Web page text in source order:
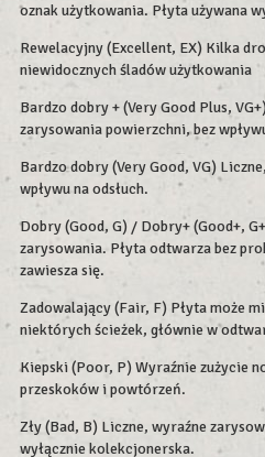
oznak użytkowania. Płyta używana
Rewelacyjny (Excellent, EX) Kilka
niewidocznych śladów użytkowania
Bardzo dobry + (Very Good Plus,
zarysowania powierzchni, bez
Bardzo dobry (Very Good, VG)
wpływu na odsłuch.
Dobry (Good, G) / Dobry+ (Good+,
zarysowania. Płyta odtwarza bez
zawiesza się.
Zadowalający (Fair, F) Płyta może
niektórych ścieżek, głównie w
Kiepski (Poor, P) Wyraźnie zużycie
przeskoków i powtórzeń.
Zły (Bad, B) Liczne, wyraźne
wyłącznie kolekcjonerska.